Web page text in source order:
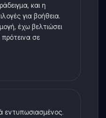
και η
για βοήθεια.
έχω βελτιώσει
σε
εντυπωσιασμένος.